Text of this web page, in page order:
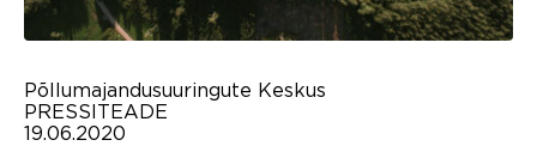
Põllumajandusuuringute Keskus
PRESSITEADE
19.06.2020